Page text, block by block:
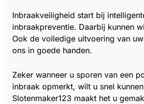
Inbraakveiligheid start bij
inbraakpreventie. Daarbij kunnen
Ook de volledige uitvoering van
ons in goede handen.
Zeker wanneer u sporen van een
inbraak opmerkt, wilt u snel
Slotenmaker123 maakt het u